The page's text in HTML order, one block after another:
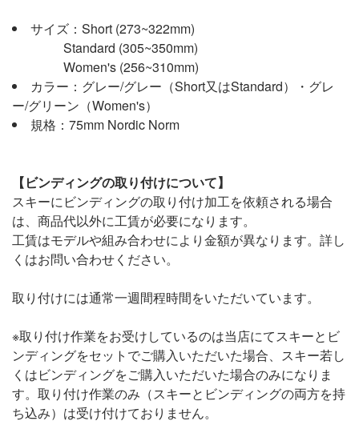
サイズ：Short (273~322mm)
Standard (305~350mm)
Women's (256~310mm)
カラー：グレー/グレー（Short又はStandard）・グレ
ー/グリーン（Women's）
規格：75mm Nordic Norm
【ビンディングの取り付けについて】
スキーにビンディングの取り付け加工を依頼される場合
は、商品代以外に工賃が必要になります。
工賃はモデルや組み合わせにより金額が異なります。詳し
くはお問い合わせください。
取り付けには通常一週間程時間をいただいています。
※取り付け作業をお受けしているのは当店にてスキーとビ
ンディングをセットでご購入いただいた場合、スキー若し
くはビンディングをご購入いただいた場合のみになりま
す。取り付け作業のみ（スキーとビンディングの両方を持
ち込み）は受け付けておりません。